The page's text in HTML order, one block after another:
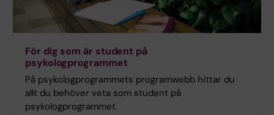
För dig som är student på
psykologprogrammet
På psykologprogrammets programwebb hittar du
allt du behöver veta som student på
psykologprogrammet.